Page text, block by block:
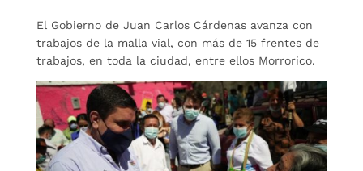
El Gobierno de Juan Carlos Cárdenas avanza con
trabajos de la malla vial, con más de 15 frentes de
trabajos, en toda la ciudad, entre ellos Morrorico.